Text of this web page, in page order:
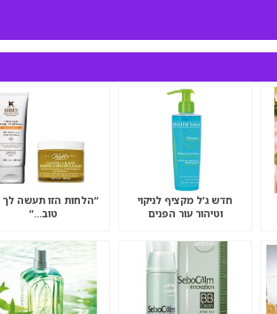
חדש ג’ל מקציף לניקוי
וטיהור עור הפנים
“הלחות הזו תעשה לך
טוב…”